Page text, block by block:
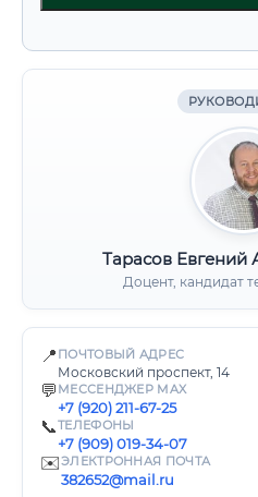
Тарасов Евгений
Доцент, кандидат
📍 ПОЧТОВЫЙ АДРЕС
Московский проспект, 14
💬 МЕССЕНДЖЕР MAX
+7 (920) 211-67-25
📞ТЕЛЕФОНЫ
+7 (909) 019-34-07
✉️ЭЛЕКТРОННАЯ ПОЧТА
382652@mail.ru